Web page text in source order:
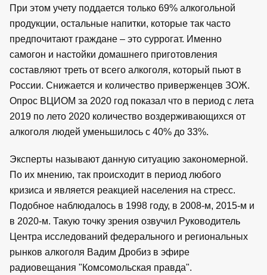
При этом учету поддается только 69% алкогольной
продукции, остальные напитки, которые так часто
предпочитают граждане – это суррогат. Именно
самогон и настойки домашнего приготовления
составляют треть от всего алкоголя, который пьют в
России. Снижается и количество приверженцев ЗОЖ.
Опрос ВЦИОМ за 2020 год показал что в период с лета
2019 по лето 2020 количество воздерживающихся от
алкоголя людей уменьшилось с 40% до 33%.
Эксперты называют данную ситуацию закономерной.
По их мнению, так происходит в период любого
кризиса и является реакцией населения на стресс.
Подобное наблюдалось в 1998 году, в 2008-м, 2015-м и
в 2020-м. Такую точку зрения озвучил Руководитель
Центра исследований федерального и региональных
рынков алкоголя Вадим Дробиз в эфире
радиовещания "Комсомольская правда".